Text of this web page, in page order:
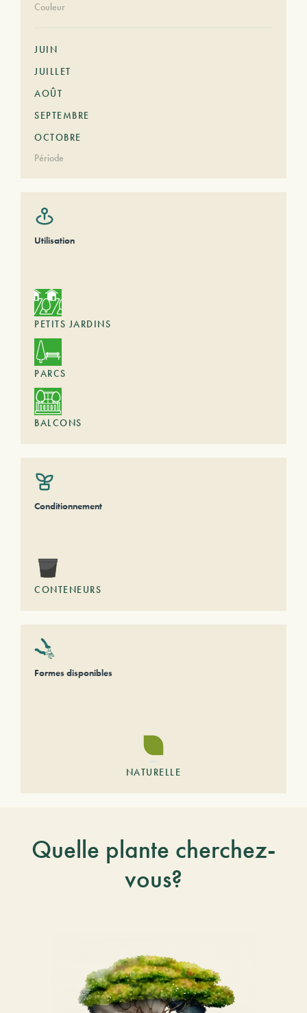
Couleur
JUIN
JUILLET
AOÛT
SEPTEMBRE
OCTOBRE
Période
Utilisation
PETITS JARDINS
PARCS
BALCONS
Conditionnement
CONTENEURS
Formes disponibles
NATURELLE
Quelle plante cherchez-
vous?